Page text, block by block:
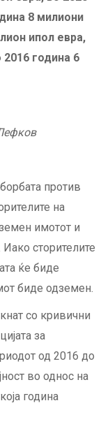
8 милиони
ипол евра,
година 6
против
на
имотот и
сторителите
ќе биде
биде одземен.
со кривични
за
од 2016 до
во однос на
година